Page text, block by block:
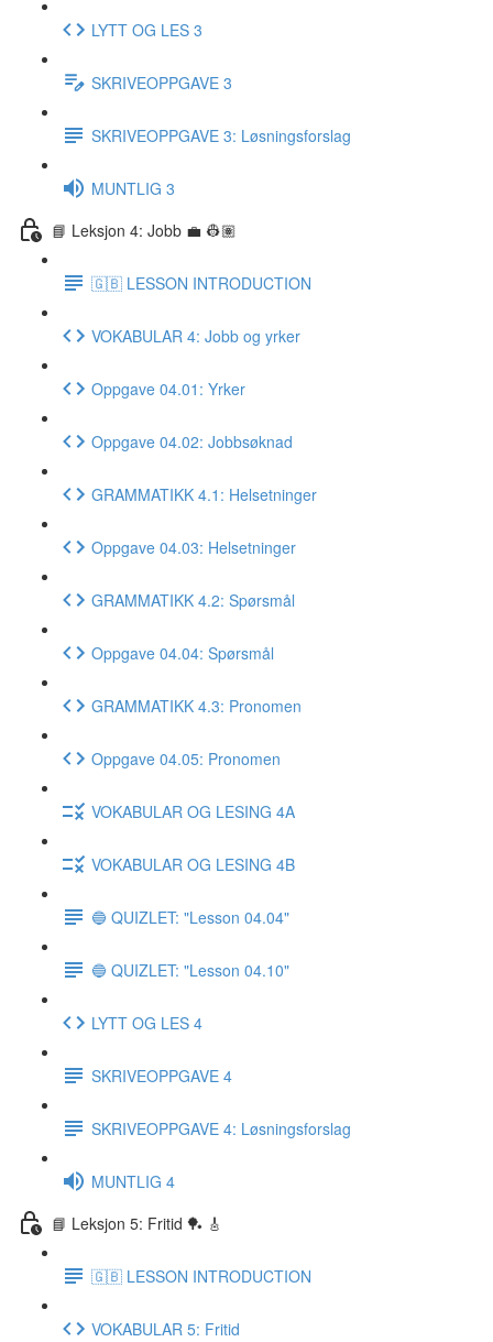
LYTT OG LES 3
SKRIVEOPPGAVE 3
SKRIVEOPPGAVE 3: Løsningsforslag
MUNTLIG 3
📘 Leksjon 4: Jobb 💼 👷🏽
🇬🇧 LESSON INTRODUCTION
VOKABULAR 4: Jobb og yrker
Oppgave 04.01: Yrker
Oppgave 04.02: Jobbsøknad
GRAMMATIKK 4.1: Helsetninger
Oppgave 04.03: Helsetninger
GRAMMATIKK 4.2: Spørsmål
Oppgave 04.04: Spørsmål
GRAMMATIKK 4.3: Pronomen
Oppgave 04.05: Pronomen
VOKABULAR OG LESING 4A
VOKABULAR OG LESING 4B
🔵 QUIZLET: "Lesson 04.04"
🔵 QUIZLET: "Lesson 04.10"
LYTT OG LES 4
SKRIVEOPPGAVE 4
SKRIVEOPPGAVE 4: Løsningsforslag
MUNTLIG 4
📘 Leksjon 5: Fritid 🏓 🎸
🇬🇧 LESSON INTRODUCTION
VOKABULAR 5: Fritid